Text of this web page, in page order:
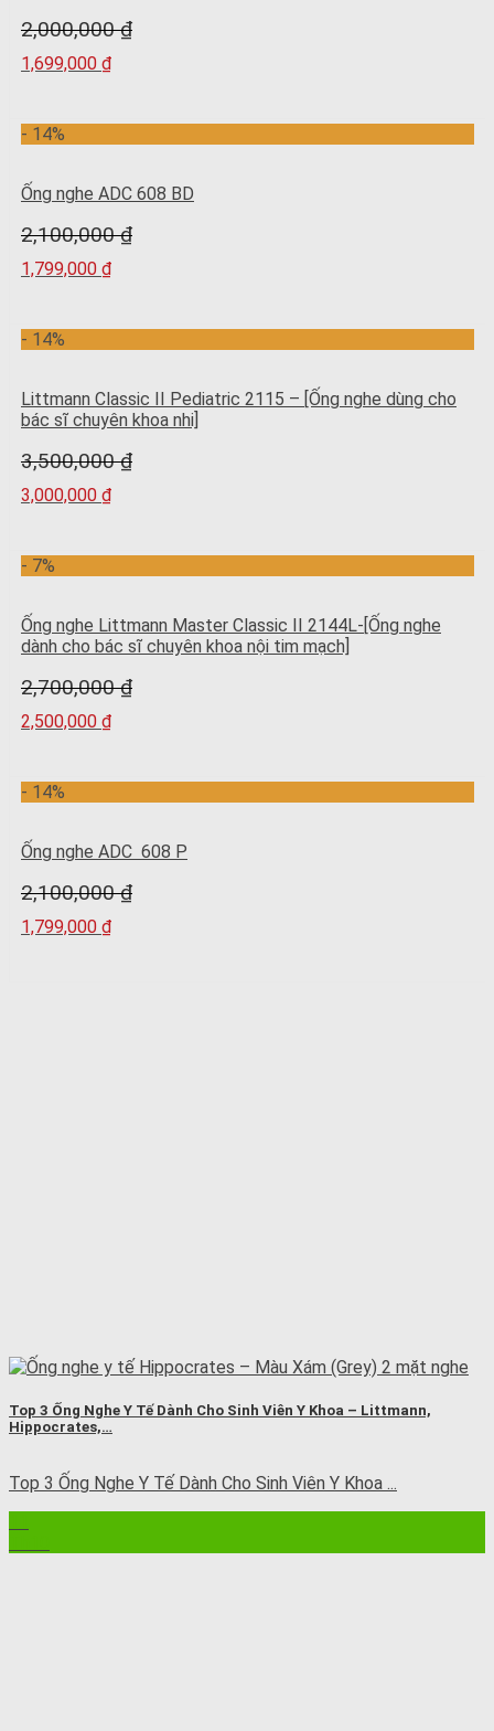
2,000,000₫
1,699,000 ₫
- 14%
Ống nghe ADC 608 BD
2,100,000₫
1,799,000 ₫
- 14%
Littmann Classic II Pediatric 2115 – [Ống nghe dùng cho
bác sĩ chuyên khoa nhi]
3,500,000₫
3,000,000 ₫
- 7%
Ống nghe Littmann Master Classic II 2144L-[Ống nghe
dành cho bác sĩ chuyên khoa nội tim mạch]
2,700,000₫
2,500,000 ₫
- 14%
Ống nghe ADC 608 P
2,100,000₫
1,799,000 ₫
Top 3 Ống Nghe Y Tế Dành Cho Sinh Viên Y Khoa – Littmann,
Hippocrates,…
Top 3 Ống Nghe Y Tế Dành Cho Sinh Viên Y Khoa ...